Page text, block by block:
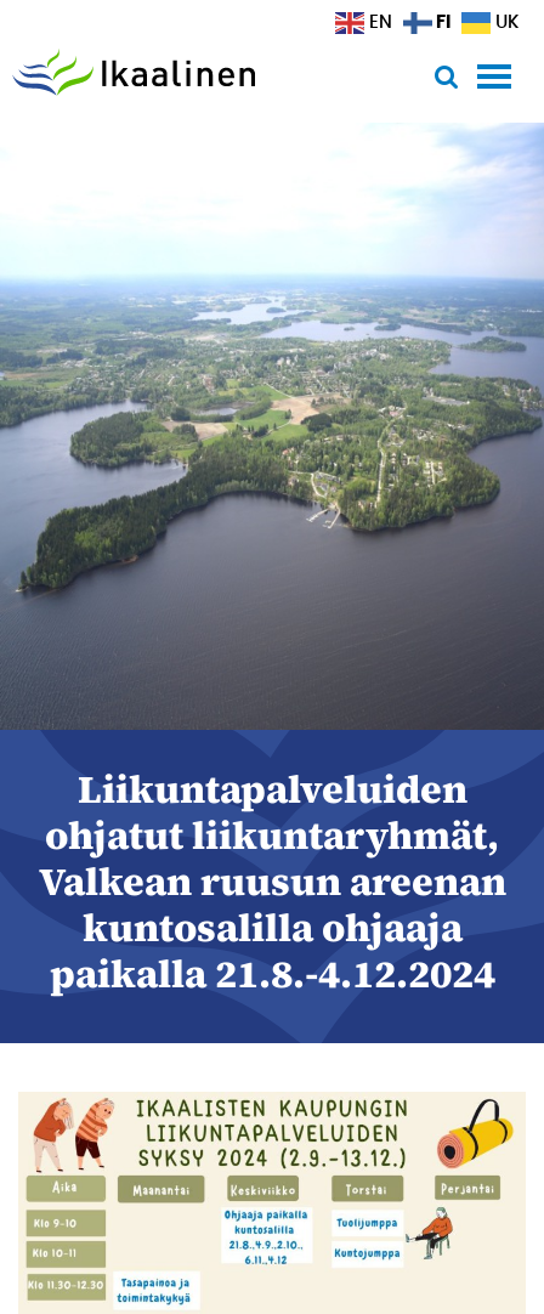
Liikuntapalveluiden
ohjatut liikuntaryhmät,
Valkean ruusun areenan
kuntosalilla ohjaaja
paikalla 21.8.-4.12.2024
EN FI UK